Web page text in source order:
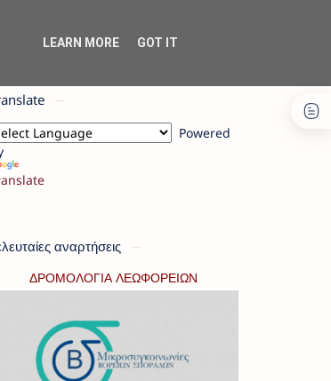
Powered
αναρτήσεις
ΔΡΟΜΟΛΟΓΙΑ ΛΕΩΦΟΡΕΙΩΝ
LEARN MORE GOT IT